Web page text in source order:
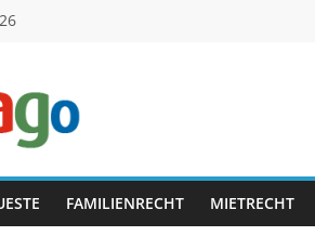
FAMILIENRECHT MIETRECHT